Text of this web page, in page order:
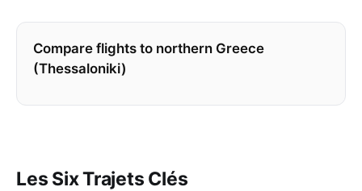
Compare flights to northern Greece
(Thessaloniki)
Les Six Trajets Clés